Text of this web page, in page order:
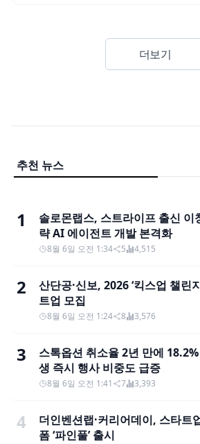
더보기
추천 뉴스
1
솔로몬랩스, 스트라이프 출신
략 AI 에이전트 개발 본격화
8월 6일 오전 1:34 5 4,515
2
산단공·신보, 2026 ‘킥스업 챌린
트업 모집
8월 6일 오전 1:24 8 3,576
3
스톡옵션 취소율 2년 만에
생 즉시 행사 비중도 급증
8월 6일 오전 1:41 7 3,393
4
더인벤션랩·커리어데이, 스타트
폼 ‘파인풀’ 출시